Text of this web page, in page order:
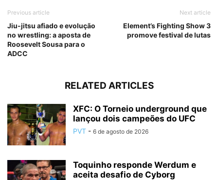
Previous article
Jiu-jitsu afiado e evolução
no wrestling: a aposta de
Roosevelt Sousa para o
ADCC
Next article
Element’s Fighting Show 3
promove festival de lutas
RELATED ARTICLES
XFC: O Torneio underground que
lançou dois campeões do UFC
PVT - 6 de agosto de 2026
Toquinho responde Werdum e
aceita desafio de Cyborg